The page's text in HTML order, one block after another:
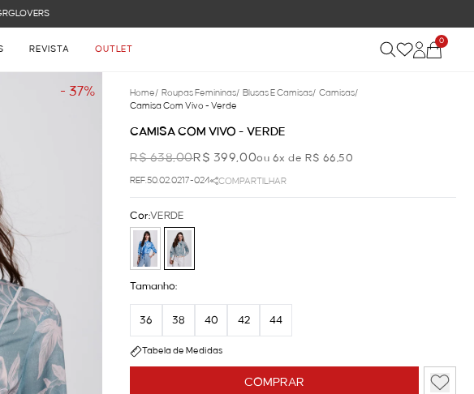
899
REVISTA OUTLET
0
- 37% Home/ Roupas Femininas/ Blusas E Camisas/ Camisas/
Camisa Com Vivo - Verde
CAMISA COM VIVO - VERDE
R$ 638,00R$ 399,00ou 6x de R$ 66,50
REF.50.02.0217-024 COMPARTILHAR
COMPRAR
Cor:VERDE
Tamanho:
36 38 40 42 44
Tabela de Medidas